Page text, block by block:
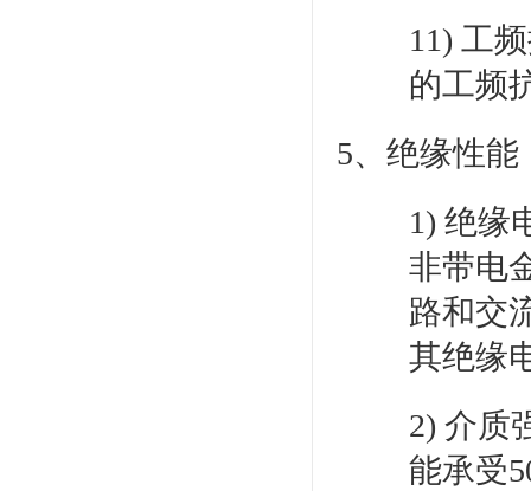
11) 工
的工频
5、绝缘性能
1) 绝缘
非带电
路和交
其绝缘
2) 介质
能承受